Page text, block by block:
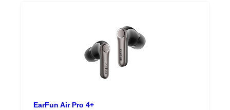
EarFun Air Pro 4+